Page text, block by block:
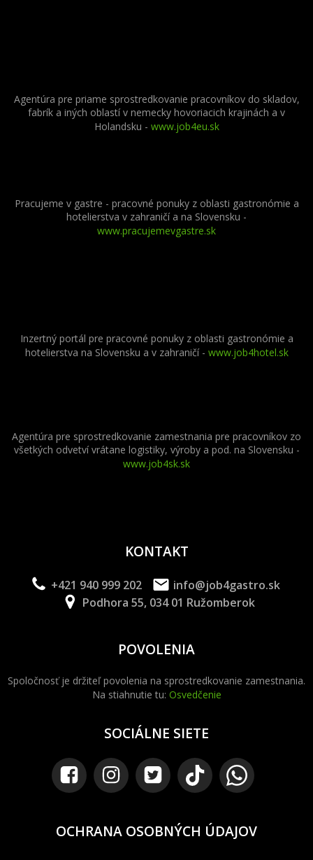
Agentúra pre priame sprostredkovanie pracovníkov do skladov,
fabrík a iných oblastí v nemecky hovoriacich krajinách a v
Holandsku - www.job4eu.sk
Pracujeme v gastre - pracovné ponuky z oblasti gastronómie a
hotelierstva v zahraničí a na Slovensku -
www.pracujemevgastre.sk
Inzertný portál pre pracovné ponuky z oblasti gastronómie a
hotelierstva na Slovensku a v zahraničí - www.job4hotel.sk
Agentúra pre sprostredkovanie zamestnania pre pracovníkov zo
všetkých odvetví vrátane logistiky, výroby a pod. na Slovensku -
www.job4sk.sk
KONTAKT
+421 940 999 202
info@job4gastro.sk
Podhora 55, 034 01 Ružomberok
POVOLENIA
Spoločnosť je držiteľ povolenia na sprostredkovanie zamestnania.
Na stiahnutie tu: Osvedčenie
SOCIÁLNE SIETE
OCHRANA OSOBNÝCH ÚDAJOV